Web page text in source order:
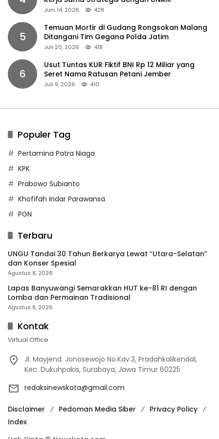
Juni 14, 2026 428
5
Temuan Mortir di Gudang Rongsokan Malang
Ditangani Tim Gegana Polda Jatim
Juli 20, 2026 418
6
Usut Tuntas KUR Fiktif BNI Rp 12 Miliar yang
Seret Nama Ratusan Petani Jember
Juli 9, 2026 410
Populer Tag
Pertamina Patra Niaga
KPK
Prabowo Subianto
Khofifah Indar Parawansa
PGN
Terbaru
UNGU Tandai 30 Tahun Berkarya Lewat “Utara-Selatan”
dan Konser Spesial
Agustus 8, 2026
Lapas Banyuwangi Semarakkan HUT ke-81 RI dengan
Lomba dan Permainan Tradisional
Agustus 8, 2026
Kontak
Virtual Office
Jl. Mayjend. Jonosewojo No.Kav.3, Pradahkalikendal,
Kec. Dukuhpakis, Surabaya, Jawa Timur 60225
redaksinewskota@gmail.com
Disclaimer Pedoman Media Siber
Privacy Policy
Index